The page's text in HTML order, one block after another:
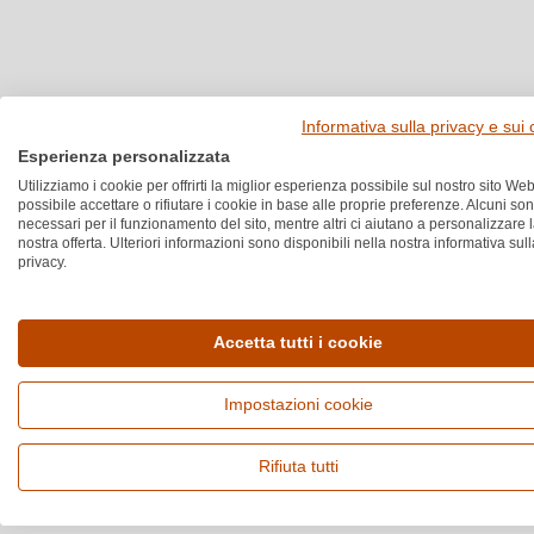
Informativa sulla privacy e sui
Esperienza personalizzata
Utilizziamo i cookie per offrirti la miglior esperienza possibile sul nostro sito
possibile accettare o rifiutare i cookie in base alle proprie preferenze. Alcuni
necessari per il funzionamento del sito, mentre altri ci aiutano a personalizzare
nostra offerta. Ulteriori informazioni sono disponibili nella nostra informativa
privacy.
Accetta tutti i cookie
Impostazioni cookie
Rifiuta tutti